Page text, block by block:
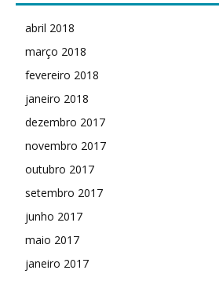
abril 2018
março 2018
fevereiro 2018
janeiro 2018
dezembro 2017
novembro 2017
outubro 2017
setembro 2017
junho 2017
maio 2017
janeiro 2017